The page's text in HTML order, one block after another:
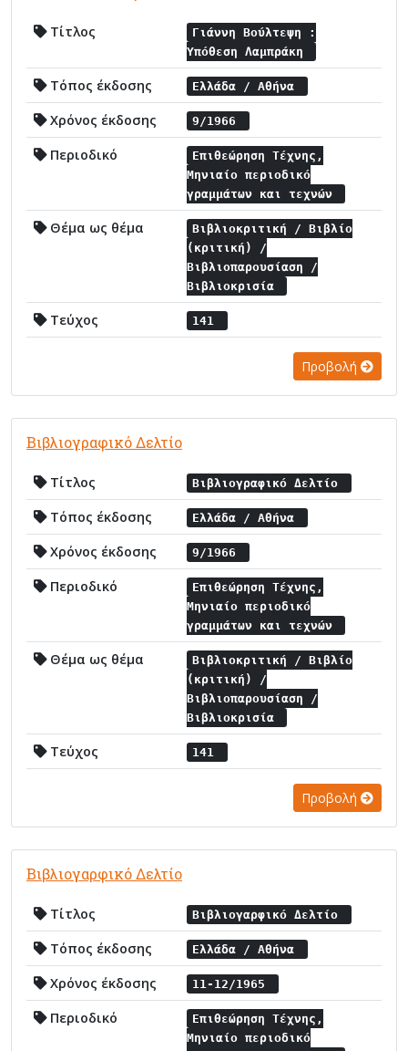
Τίτλος
Γιάννη Βούλτεψη :
Υπόθεση Λαμπράκη
Τόπος έκδοσης Ελλάδα / Αθήνα
Χρόνος έκδοσης 9/1966
Περιοδικό
Επιθεώρηση Τέχνης,
Μηνιαίο περιοδικό
γραμμάτων και τεχνών
Θέμα ως θέμα
Βιβλιοκριτική / Βιβλίο
(κριτική) /
Βιβλιοπαρουσίαση /
Βιβλιοκρισία
Τεύχος 141
Προβολή
Βιβλιογραφικό Δελτίο
Τίτλος Βιβλιογραφικό Δελτίο
Τόπος έκδοσης Ελλάδα / Αθήνα
Χρόνος έκδοσης 9/1966
Περιοδικό
Επιθεώρηση Τέχνης,
Μηνιαίο περιοδικό
γραμμάτων και τεχνών
Θέμα ως θέμα
Βιβλιοκριτική / Βιβλίο
(κριτική) /
Βιβλιοπαρουσίαση /
Βιβλιοκρισία
Τεύχος 141
Προβολή
Βιβλιογαρφικό Δελτίο
Τίτλος Βιβλιογαρφικό Δελτίο
Τόπος έκδοσης Ελλάδα / Αθήνα
Χρόνος έκδοσης 11-12/1965
Περιοδικό
Επιθεώρηση Τέχνης,
Μηνιαίο περιοδικό